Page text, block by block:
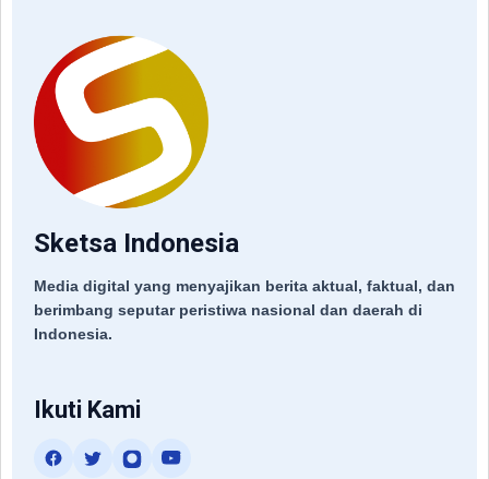
Sketsa Indonesia
Media digital yang menyajikan berita aktual, faktual, dan
berimbang seputar peristiwa nasional dan daerah di
Indonesia.
Ikuti Kami